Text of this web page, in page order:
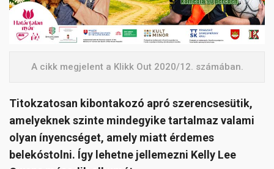
A cikk megjelent a Klikk Out 2020/12. számában.
Titokzatosan kibontakozó apró szerencsesütik,
amelyeknek szinte mindegyike tartalmaz valami
olyan ínyencséget, amely miatt érdemes
belekóstolni. Így lehetne jellemezni Kelly Lee